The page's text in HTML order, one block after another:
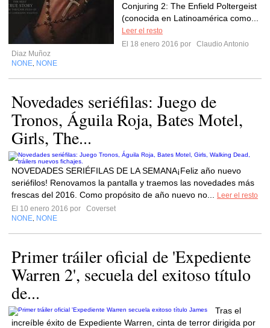
Conjuring 2: The Enfield Poltergeist
(conocida en Latinoamérica como...
Leer el resto
El 18 enero 2016 por
Claudio Antonio
Diaz Muñoz
NONE NONE
Novedades seriéfilas: Juego de
Tronos, Águila Roja, Bates Motel,
Girls, The...
NOVEDADES SERIÉFILAS DE LA SEMANA¡Feliz año nuevo
seriéfilos! Renovamos la pantalla y traemos las novedades más
frescas del 2016. Como propósito de año nuevo no...
Leer el resto
El 10 enero 2016 por
Coverset
NONE NONE
Primer tráiler oficial de 'Expediente
Warren 2', secuela del exitoso título
de...
Tras el
increíble éxito de Expediente Warren, cinta de terror dirigida por